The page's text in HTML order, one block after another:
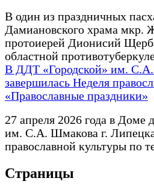
В один из праздничных
Дамиановского храма мкр.
протоиерей Дионисий
областной
В ДДТ «Городской» им.
завершилась Неделя
«Православные праздники»
27 апреля 2026 года в Доме
им. С.А. Шмакова г.
православной культуры по
Страницы